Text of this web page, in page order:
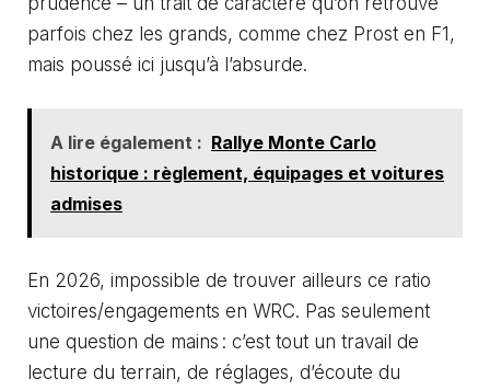
parfois chez les grands, comme chez Prost en F1,
mais poussé ici jusqu’à l’absurde.
A lire également : Rallye Monte Carlo
historique : règlement, équipages et voitures
admises
En 2026, impossible de trouver ailleurs ce ratio
victoires/engagements en WRC. Pas seulement
une question de mains : c’est tout un travail de
lecture du terrain, de réglages, d’écoute du